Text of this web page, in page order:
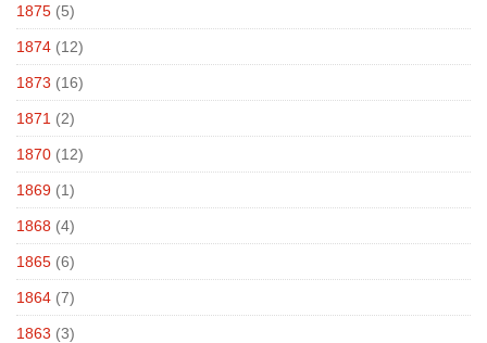
1875 (5)
1874 (12)
1873 (16)
1871 (2)
1870 (12)
1869 (1)
1868 (4)
1865 (6)
1864 (7)
1863 (3)